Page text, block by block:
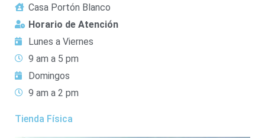
Casa Portón Blanco
Horario de Atención
Lunes a Viernes
9 am a 5 pm
Domingos
9 am a 2 pm
Tienda Física